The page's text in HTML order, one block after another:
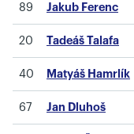
89 Jakub Ferenc
20 Tadeáš Talafa
40 Matyáš Hamrlík
67 Jan Dluhoš